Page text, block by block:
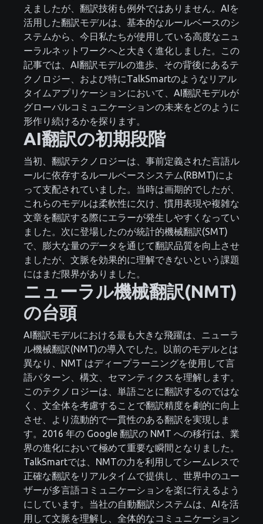
えましたが、翻訳技術も例外ではありません。AIを
活用した翻訳モデルは、基本的なルールベースのシ
ステムから、今日私たちが使用している高度なニュ
ーラルネットワークへと大きく進化しました。この
記事では、AI翻訳モデルの進歩、その背後にあるテ
クノロジー、および特にTalkSmartのようなリアル
タイムアプリケーションにおいて、AI翻訳モデルが
グローバルコミュニケーションの未来をどのように
形作り続けるかを探ります。
AI翻訳の初期段階
当初、翻訳テクノロジーは、事前定義された言語ル
ールに依存するルールベースシステム(RBMT)によ
って支配されていました。当時は画期的でしたが、
これらのモデルは柔軟性に欠け、慣用表現や複雑な
文章を翻訳する際にエラーが発生しやすくなってい
ました。次に登場したのが統計的機械翻訳(SMT)
で、膨大な量のデータを通じて翻訳品質を向上させ
ましたが、文脈を効果的に理解できないという課題
にはまだ限界がありました。
ニューラル機械翻訳(NMT)
の台頭
AI翻訳モデルにおける最も大きな飛躍は、ニューラ
ル機械翻訳(NMT)の導入でした。以前のモデルとは
異なり、NMT はディープラーニングを使用して言
語パターン、構文、セマンティクスを理解します。
このテクノロジーは、単語ごとに翻訳するのではな
く、文全体を考慮することで翻訳精度を劇的に向上
させ、より流動的で一貫性のある翻訳を実現しま
す。2016 年の Google 翻訳の NMT への移行は、業
界の進化において極めて重要な瞬間となりました。
TalkSmartでは、NMTの力を利用してシームレスで
正確な翻訳をリアルタイムで提供し、世界中のユー
ザーが多言語コミュニケーションを楽に行えるよう
にしています。当社の自動翻訳システムは、AIを活
用して文脈を理解し、全体的なコミュニケーション